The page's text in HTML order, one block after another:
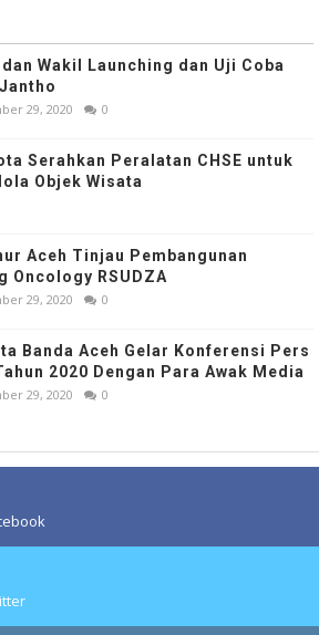
dan Wakil Launching dan Uji Coba
29, 2020 0
Serahkan Peralatan CHSE untuk
Objek Wisata
Aceh Tinjau Pembangunan
Oncology RSUDZA
29, 2020 0
Banda Aceh Gelar Konferensi Pers
2020 Dengan Para Awak Media
29, 2020 0